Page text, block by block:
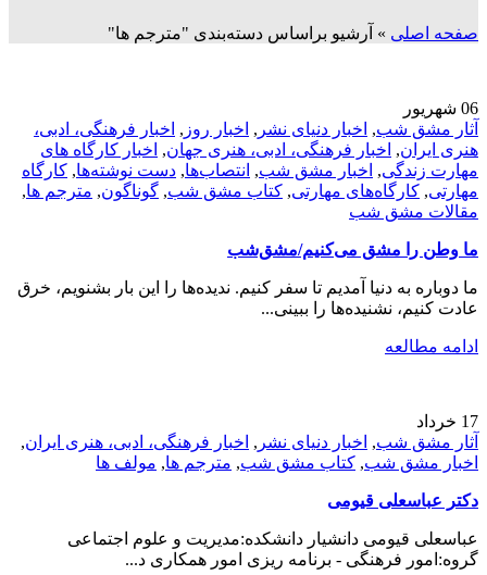
صفحه اصلی » آرشیو براساس دسته‌بندی "مترجم ها"
06 شهریور
آثار مشق شب, اخبار دنیای نشر , اخبار روز , اخبار فرهنگی، ادبی،
هنری ایران, اخبار فرهنگی، ادبی، هنری جهان, اخبار کارگاه های
مهارت زندگی, اخبار مشق شب, انتصاب‌ها, دست نوشته‌ها, کارگاه
مهارتی, کارگاه‌های مهارتی, کتاب مشق شب, گوناگون, مترجم ها,
مقالات مشق شب
ما وطن را مشق می‌کنیم/مشق‌شب
ما دوباره به دنیا آمدیم تا سفر کنیم. ندیده‌ها را این بار بشنویم، خرق
عادت کنیم، نشنیده‌ها را ببینی...
ادامه مطالعه
17 خرداد
آثار مشق شب, اخبار دنیای نشر , اخبار فرهنگی، ادبی، هنری ایران,
اخبار مشق شب, کتاب مشق شب, مترجم ها, مولف ها
دکتر عباسعلی قیومی
عباسعلی قیومی دانشیار دانشکده:مدیریت و علوم اجتماعی
گروه:امور فرهنگی - برنامه ریزی امور همکاری د...